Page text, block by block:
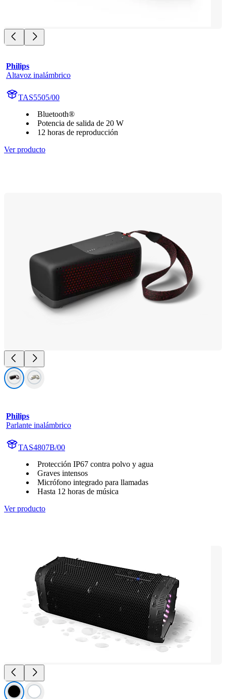
Philips
Altavoz inalámbrico
TAS5505/00
Bluetooth®
Potencia de salida de 20 W
12 horas de reproducción
Ver producto
Philips
Parlante inalámbrico
TAS4807B/00
Protección IP67 contra polvo y agua
Graves intensos
Micrófono integrado para llamadas
Hasta 12 horas de música
Ver producto